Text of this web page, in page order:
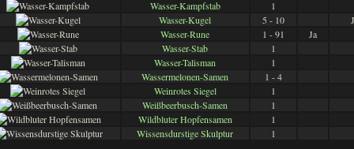
Wasser-Kampfstab
1
Wasser-Kugel
5 - 10
Wasser-Rune
1 - 91
Ja
Wasser-Stab
1
Wasser-Talisman
1
Wassermelonen-Samen
1 - 4
Weinrotes Siegel
1
Weißbeerbusch-Samen
1
Wildbluter Hopfensamen
1
Wissensdurstige Skulptur
1